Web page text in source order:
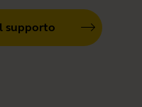
supporto